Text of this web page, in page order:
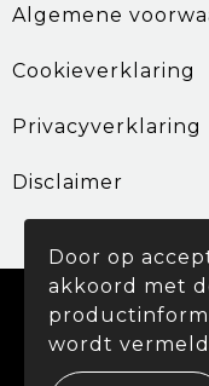
Algemene
Cookieverklaring
Privacyverklaring
Disclaimer
©
Door op
akkoord met
wordt